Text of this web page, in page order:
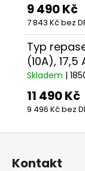
9 490 Kč
7 843 Kč bez
Typ
(10A), 17,5
Skladem |
11 490 Kč
9 496 Kč bez
Z
Kontakt